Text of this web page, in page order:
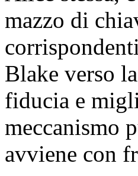
mazzo di
Blake verso
fiducia e
meccanismo
avviene con